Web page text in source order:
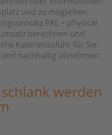
und zu möglichen
PAL = physical
berechnen und
Kalorienzufuhr für Sie
nachhaltig abnehmen
werden